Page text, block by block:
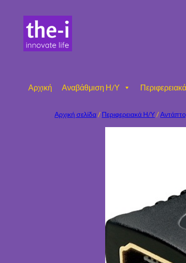
περιεχόμενο
Αρχική Αναβάθμιση Η/Υ
Αρχική σελίδα/ Περιφερειακά Η/Υ/